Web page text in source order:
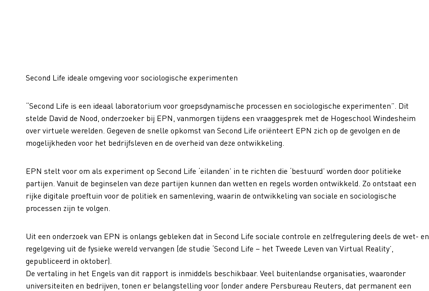
Second Life ideale omgeving voor sociologische experimenten
“Second Life is een ideaal laboratorium voor groepsdynamische processen en sociologische experimenten”. Dit
stelde David de Nood, onderzoeker bij EPN, vanmorgen tijdens een vraaggesprek met de Hogeschool Windesheim
over virtuele werelden. Gegeven de snelle opkomst van Second Life oriënteert EPN zich op de gevolgen en de
mogelijkheden voor het bedrijfsleven en de overheid van deze ontwikkeling.
EPN stelt voor om als experiment op Second Life ‘eilanden’ in te richten die ‘bestuurd’ worden door politieke
partijen. Vanuit de beginselen van deze partijen kunnen dan wetten en regels worden ontwikkeld. Zo ontstaat een
rijke digitale proeftuin voor de politiek en samenleving, waarin de ontwikkeling van sociale en sociologische
processen zijn te volgen.
Uit een onderzoek van EPN is onlangs gebleken dat in Second Life sociale controle en zelfregulering deels de wet- en
regelgeving uit de fysieke wereld vervangen (de studie ‘Second Life – het Tweede Leven van Virtual Reality’,
gepubliceerd in oktober).
De vertaling in het Engels van dit rapport is inmiddels beschikbaar. Veel buitenlandse organisaties, waaronder
universiteiten en bedrijven, tonen er belangstelling voor (onder andere Persbureau Reuters, dat permanent een